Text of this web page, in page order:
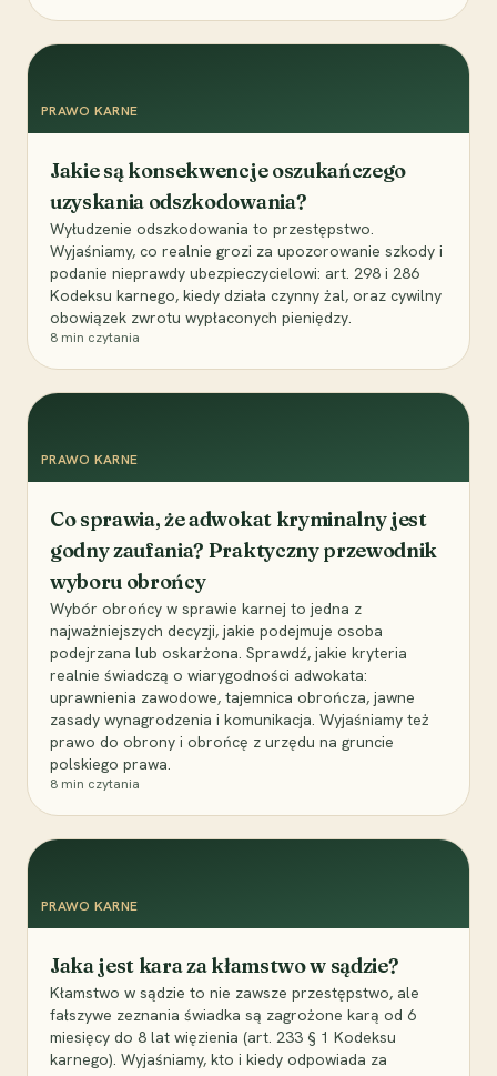
PRAWO KARNE
Jakie są konsekwencje oszukańczego
uzyskania odszkodowania?
Wyłudzenie odszkodowania to przestępstwo.
Wyjaśniamy, co realnie grozi za upozorowanie szkody i
podanie nieprawdy ubezpieczycielowi: art. 298 i 286
Kodeksu karnego, kiedy działa czynny żal, oraz cywilny
obowiązek zwrotu wypłaconych pieniędzy.
8 min czytania
PRAWO KARNE
Co sprawia, że adwokat kryminalny jest
godny zaufania? Praktyczny przewodnik
wyboru obrońcy
Wybór obrońcy w sprawie karnej to jedna z
najważniejszych decyzji, jakie podejmuje osoba
podejrzana lub oskarżona. Sprawdź, jakie kryteria
realnie świadczą o wiarygodności adwokata:
uprawnienia zawodowe, tajemnica obrończa, jawne
zasady wynagrodzenia i komunikacja. Wyjaśniamy też
prawo do obrony i obrońcę z urzędu na gruncie
polskiego prawa.
8 min czytania
PRAWO KARNE
Jaka jest kara za kłamstwo w sądzie?
Kłamstwo w sądzie to nie zawsze przestępstwo, ale
fałszywe zeznania świadka są zagrożone karą od 6
miesięcy do 8 lat więzienia (art. 233 § 1 Kodeksu
karnego). Wyjaśniamy, kto i kiedy odpowiada za